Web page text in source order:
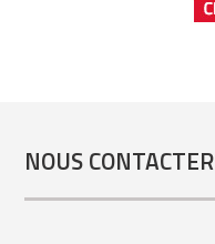
NOUS CONTACTER